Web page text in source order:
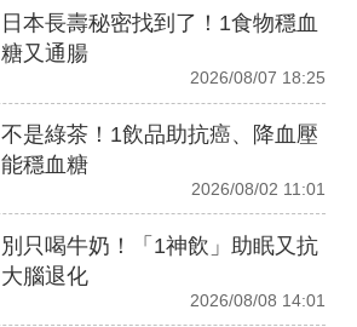
日本長壽秘密找到了！1食物穩血
糖又通腸
2026/08/07 18:25
不是綠茶！1飲品助抗癌、降血壓
能穩血糖
2026/08/02 11:01
別只喝牛奶！「1神飲」助眠又抗
大腦退化
2026/08/08 14:01